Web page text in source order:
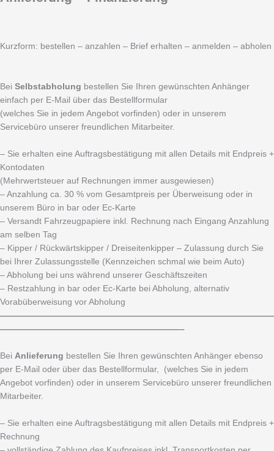
Kurzform: bestellen – anzahlen – Brief erhalten – anmelden – abholen
Bei Selbstabholung bestellen Sie Ihren gewünschten Anhänger
einfach per E-Mail über das Bestellformular
(welches Sie in jedem Angebot vorfinden) oder in unserem
Servicebüro unserer freundlichen Mitarbeiter.
– Sie erhalten eine Auftragsbestätigung mit allen Details mit Endpreis +
Kontodaten
(Mehrwertsteuer auf Rechnungen immer ausgewiesen)
– Anzahlung ca. 30 % vom Gesamtpreis per Überweisung oder in
unserem Büro in bar oder Ec-Karte
– Versandt Fahrzeugpapiere inkl. Rechnung nach Eingang Anzahlung
am selben Tag
– Kipper / Rückwärtskipper / Dreiseitenkipper – Zulassung durch Sie
bei Ihrer Zulassungsstelle (Kennzeichen schmal wie beim Auto)
– Abholung bei uns während unserer Geschäftszeiten
– Restzahlung in bar oder Ec-Karte bei Abholung, alternativ
Vorabüberweisung vor Abholung
————————————————————————————————
—————————————————————–
Bei Anlieferung bestellen Sie Ihren gewünschten Anhänger ebenso
per E-Mail oder über das Bestellformular, (welches Sie in jedem
Angebot vorfinden) oder in unserem Servicebüro unserer freundlichen
Mitarbeiter.
– Sie erhalten eine Auftragsbestätigung mit allen Details mit Endpreis +
Rechnung